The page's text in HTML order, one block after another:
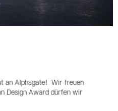
an Alphagate! Wir freuen
Design Award dürfen wir